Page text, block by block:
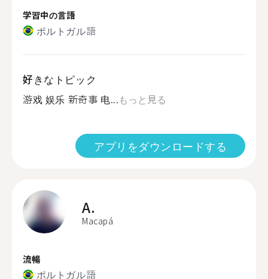
学習中の言語
ポルトガル語
好きなトピック
游戏 娱乐 新奇事 电...もっと見る
アプリをダウンロードする
A.
Macapá
流暢
ポルトガル語